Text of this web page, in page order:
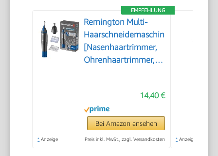
EMPFEHLUNG
Remington Multi-
Haarschneidemaschine
[Nasenhaartrimmer,
Ohrenhaartrimmer,
Auswaschfunktions-
Knopf inkl. 3
NE3850
14,40 €
Bei Amazon ansehen
* Anzeige Preis inkl. MwSt., zzgl. Versandkosten * Anzeige